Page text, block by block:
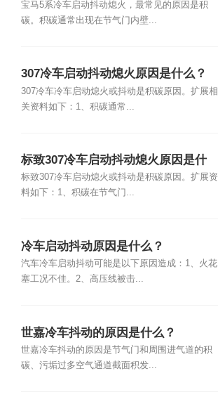
么？？
宝马5系冷车启动抖动熄火，最常见的原因是积
碳。积碳通常出现在节气门内壁...
307冷车启动抖动熄火原因是什么？
307冷车冷车启动熄火或抖动是积碳原因。扩展相
关资料如下：1、积碳通常...
标致307冷车启动抖动熄火原因是什
么？
标致307冷车启动熄火或抖动是积碳原因。扩展资
料如下：1、积碳在节气门...
冷车启动抖动原因是什么？
汽车冷车启动抖动可能是以下原因造成：1、火花
塞工况不佳。2、高压线被击...
世嘉冷车抖动的原因是什么？
世嘉冷车抖动的原因是节气门和周围进气道的积
碳、污垢过多空气通道截面积发...